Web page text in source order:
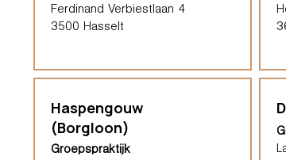
Ferdinand Verbiestlaan 4
3500 Hasselt
Haspengouw
(Borgloon)
Groepspraktijk